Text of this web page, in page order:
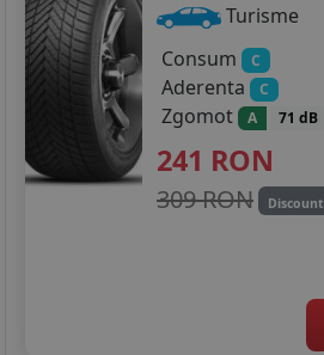
Turisme
Consum
C
Aderenta C
Zgomot A 71 dB
241 RON
309 RON Discount